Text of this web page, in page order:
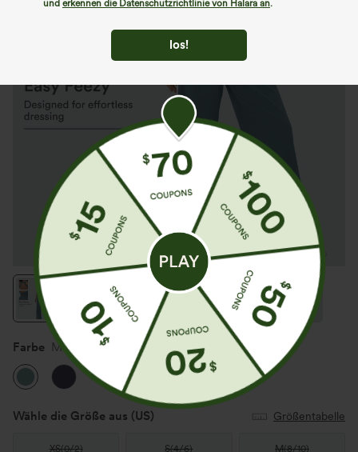
und erkennen die Datenschutzrichtlinie von Halara an.
los!
Farbe Mineral Blue
Wähle die Größe aus (US) Größentabelle
XS(0/2) S(4/6) M(8/10)